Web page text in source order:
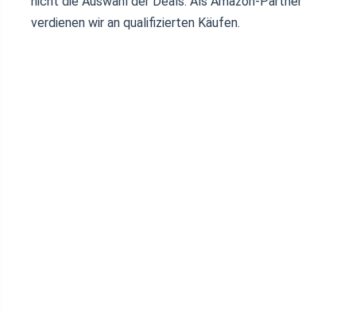
verdienen wir an qualifizierten Käufen.